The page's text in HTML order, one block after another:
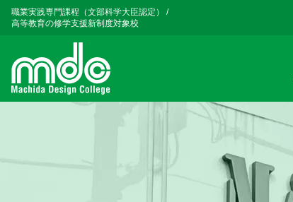
職業実践専門課程（文部科学大臣認定）
/
高等教育の修学支援新制度対象校
メインナビゲーション